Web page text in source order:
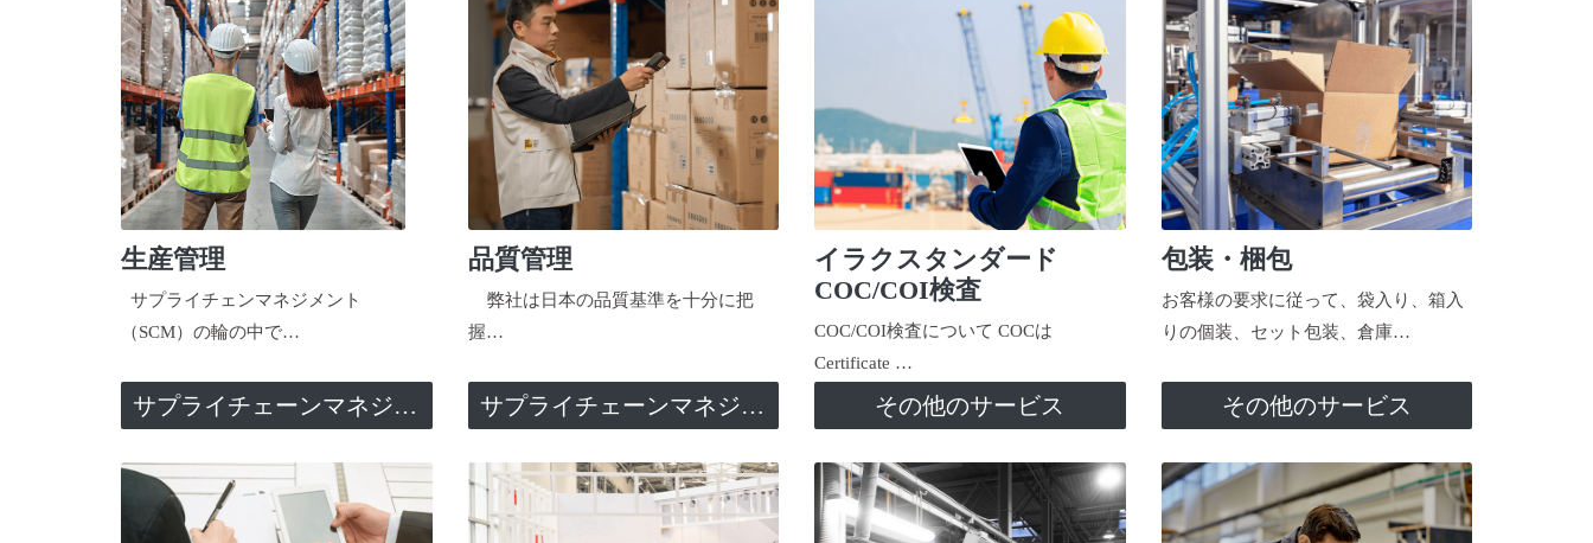
生産管理
サプライチェンマネジメント
（SCM）の輪の中で…
サプライチェーンマネジメント
品質管理
弊社は日本の品質基準を十分に把
握…
サプライチェーンマネジメント
イラクスタンダード
COC/COI検査
COC/COI検査について COCは
Certificate …
その他のサービス
包装・梱包
お客様の要求に従って、袋入り、箱入
りの個装、セット包装、倉庫…
その他のサービス